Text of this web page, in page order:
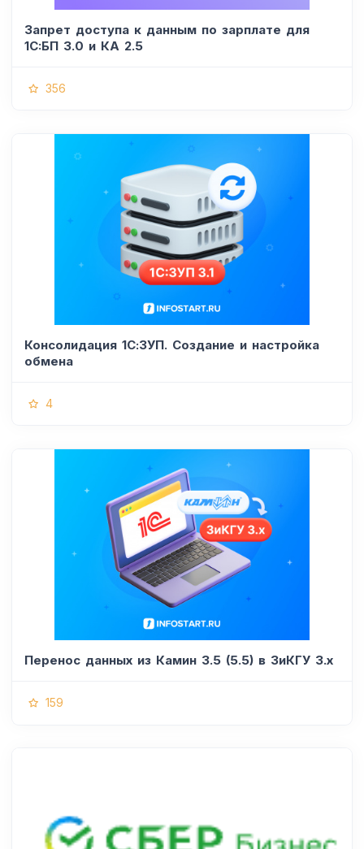
Запрет доступа к данным по зарплате для
1C:БП 3.0 и КА 2.5
356
Консолидация 1С:ЗУП. Создание и настройка
обмена
4
Перенос данных из Камин 3.5 (5.5) в ЗиКГУ 3.х
159